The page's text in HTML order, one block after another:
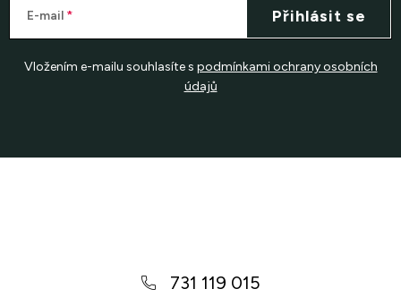
E-mail
Vložením e-mailu souhlasíte s podmínkami ochrany osobních
údajů
Přihlásit se
731 119 015